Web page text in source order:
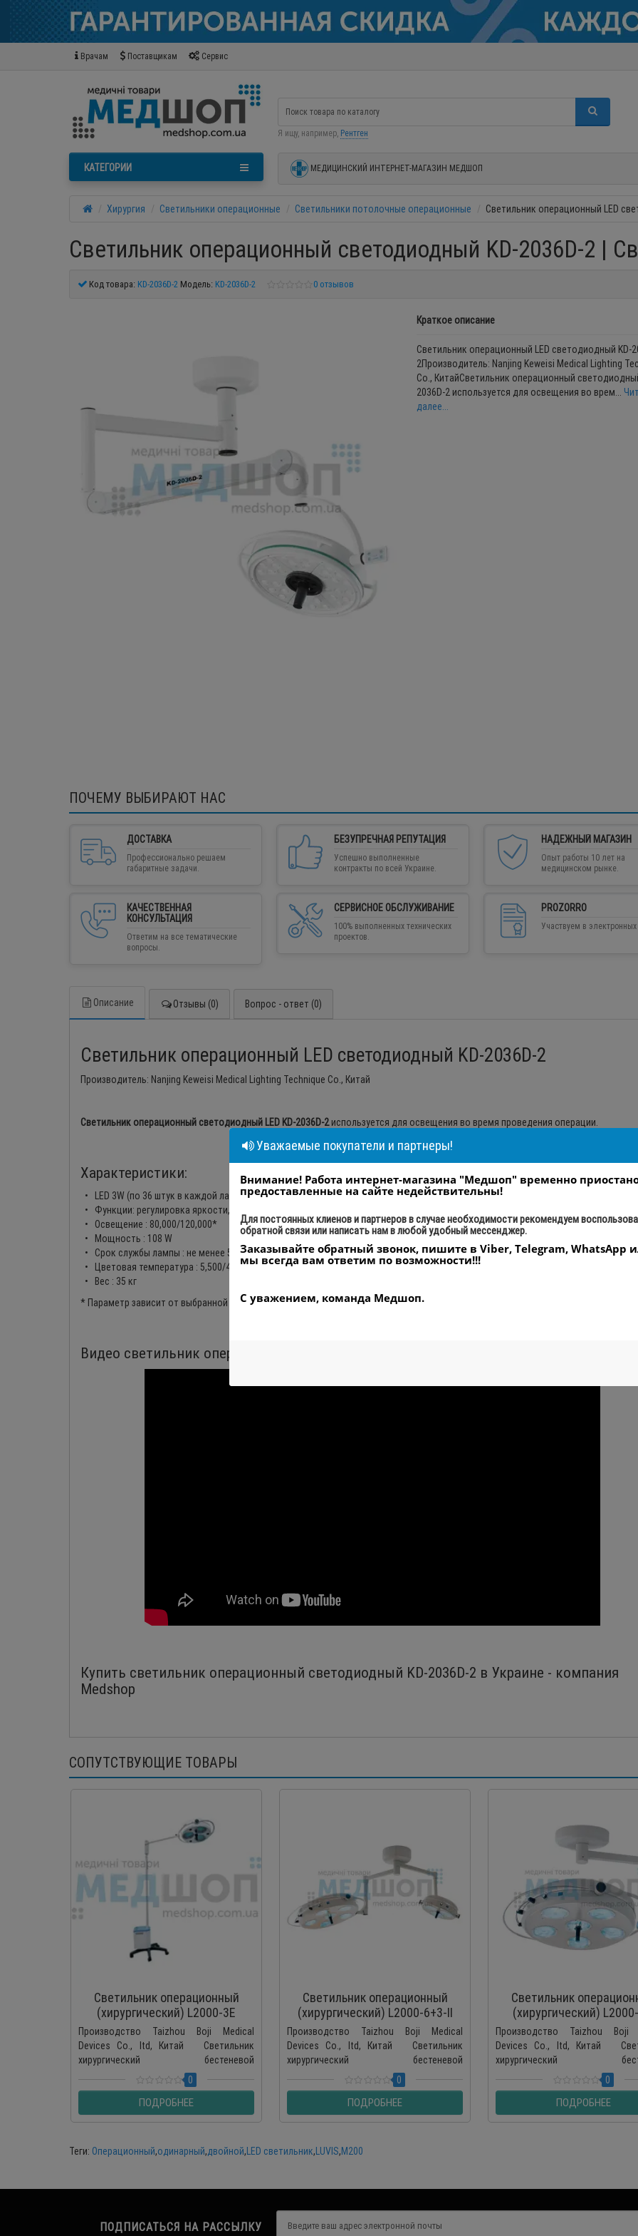
Врачам Поставщикам Сервис
Я ищу, например, Рентген
КАТЕГОРИИ МЕДИЦИНСКИЙ ИНТЕРНЕТ-МАГАЗИН МЕДШОП
Хирургия Светильники операционные Светильники потолочные операционные Светильник операционный LED
Светильник операционный светодиодный KD-2036D-2 |
Код товара: KD-2036D-2 Модель: KD-2036D-2 0 отзывов
Краткое описание
Светильник операционный LED светодиодный KD-
2Производитель: Nanjing Keweisi Medical Lighting
Co., КитайСветильник операционный
2036D-2 используется для освещения во врем...
далее...
ПОЧЕМУ ВЫБИРАЮТ НАС
ДОСТАВКА
Профессионально решаем
габаритные задачи.
БЕЗУПРЕЧНАЯ РЕПУТАЦИЯ
Успешно выполненные
контракты по всей Украине.
НАДЕЖНЫЙ МАГАЗИН
Опыт работы 10 лет на
медицинском рынке.
КАЧЕСТВЕННАЯ
КОНСУЛЬТАЦИЯ
Ответим на все тематические
вопросы.
СЕРВИСНОЕ ОБСЛУЖИВАНИЕ
100% выполненных технических
проектов.
PROZORRO
Участвуем в электронных
Описание Отзывы (0) Вопрос - ответ (0)
Светильник операционный LED светодиодный KD-2036D-2
Производитель: Nanjing Keweisi Medical Lighting Technique Co., Китай
Светильник операционный светодиодный LED KD-2036D-2используется для освещения во время проведения операции.
Характеристики:
• LED 3W (по 36 штук в каждой лампе) - холодный свет, высокая яркость.
• Функции: регулировка яркости, широкий диапазон напряжения.
• Освещение : 80,000/120,000*
• Мощность : 108 W
• Срок службы лампы : не менее 50 000 часов
• Цветовая температура : 5,500/4,500 К*
• Вес : 35 кг
* Параметр зависит от выбранной модификации.
Видео светильник операционный LED светодиодный KD-2036D-2
Купить светильник операционный светодиодный KD-2036D-2 в Украине - компания
Medshop
СОПУТСТВУЮЩИЕ ТОВАРЫ
Светильник операционный
(хирургический) L2000-3Е
передвижной
Производство Taizhou Boji Medical
Devices Co., ltd, Китай Светильник
хирургический бестеневой
трехламповый L2000-3Е предоставляет
удоб..
0
ПОДРОБНЕЕ
Светильник операционный
(хирургический) L2000-6+3-II
потолочный
Производство Taizhou Boji Medical
Devices Co., ltd, Китай Светильник
хирургический бестеневой
девятиламповый двухрефлекторный
L20..
0
ПОДРОБНЕЕ
Светильник
(хирургический)
потолочный
Производство Taizhou Boji
Devices Co., ltd, Китай
хирургический
шестиламповый L2000-6-II0
ПОДРОБНЕЕ
Теги: Операционный,одинарный,двойной,LED светильник,LUVIS,M200
ПОДПИСАТЬСЯ НА РАССЫЛКУ
Уважаемые покупатели и партнеры!
Внимание! Работа интернет-магазина "Медшоп" временно
предоставленные на сайте недействительны!
Для постоянных клиенов и партнеров в случае необходимости рекомендуем
обратной связи или написать нам в любой удобный мессенджер.
Заказывайте обратный звонок, пишите в Viber, Telegram, WhatsApp
мы всегда вам ответим по возможности!!!
С уважением, команда Медшоп.